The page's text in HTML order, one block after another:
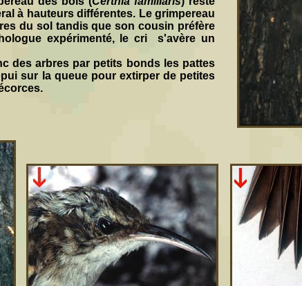
à hauteurs différentes. Le grimpereau
du sol tandis que son cousin préfère
expérimenté, le cri s'avère un
des arbres par petits bonds les pattes
sur la queue pour extirper de petites